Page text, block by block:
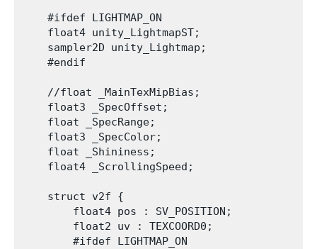
    #ifdef LIGHTMAP_ON
    float4 unity_LightmapST;
    sampler2D unity_Lightmap;
    #endif
    //float _MainTexMipBias;
    float3 _SpecOffset;
    float _SpecRange;
    float3 _SpecColor;
    float _Shininess;
    float4 _ScrollingSpeed;
    struct v2f {
        float4 pos : SV_POSITION;
        float2 uv : TEXCOORD0;
        #ifdef LIGHTMAP_ON